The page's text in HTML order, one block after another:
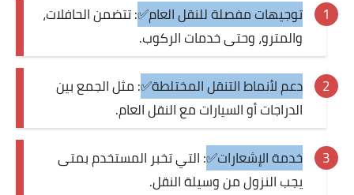
توجيهات مفصلة للنقل العام✅: تتضمن الحافلات،
والمترو، وحتى خدمات الركوب.
دعم لأنماط التنقل المختلطة✅: مثل الجمع بين
الدراجات أو السيارات مع النقل العام.
خدمة الإشعارات✅: التي تخبر المستخدم بمتى
يجب النزول من وسيلة النقل.